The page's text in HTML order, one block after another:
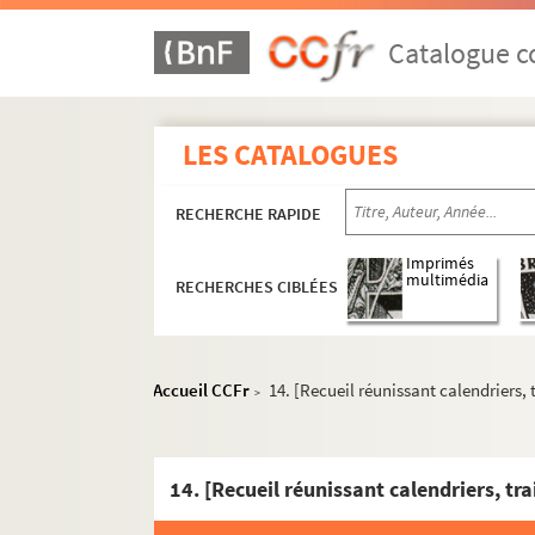
Catalogue
LES CATALOGUES
RECHERCHE RAPIDE
RECHERCHES CIBLÉES
Imprimés
multimédia
Accueil CCFr > 14. [Recueil réunissant